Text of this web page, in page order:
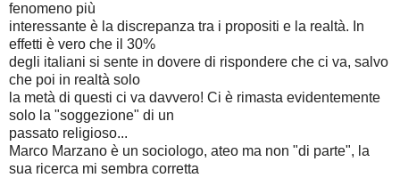
fenomeno più
interessante è la discrepanza tra i propositi e la realtà. In
effetti è vero che il 30%
degli italiani si sente in dovere di rispondere che ci va, salvo
che poi in realtà solo
la metà di questi ci va davvero! Ci è rimasta evidentemente
solo la "soggezione" di un
passato religioso...
Marco Marzano è un sociologo, ateo ma non "di parte", la
sua ricerca mi sembra corretta